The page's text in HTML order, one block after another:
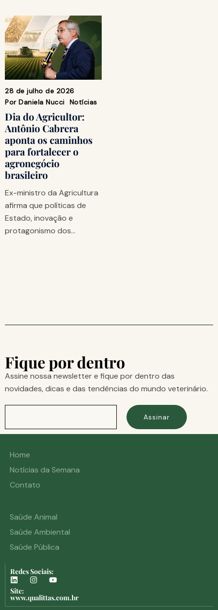
28 de julho de 2026
Por Daniela Nucci Notícias
Dia do Agricultor:
Antônio Cabrera
aponta os caminhos
para fortalecer o
agronegócio
brasileiro
Ex-ministro da Agricultura
afirma que políticas de
Estado, inovação e
protagonismo dos…
Fique por dentro
Assine nossa newsletter e fique por dentro das
novidades, dicas e das tendências do mundo veterinário.
Assinar
Home
Notícias da Semana
Contato
Saúde Animal
Saúde Ambiental
Saúde Pública
Redes Sociais:
Site:
www.qualittas.com.br